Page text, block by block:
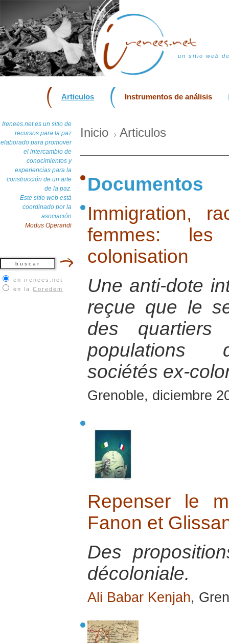
un sitio web
Articulos Instrumentos de análisis
Irenees.net es un sitio de
recursos para la paz
elaborado para promover
el intercambio de
conocimientos y
experiencias para la
construcción de un arte
de la paz.
Este sitio web está
coordinado por la
asociación
Modus Operandi
en irenees.net
en la Coredem
Inicio Articulos
Documentos
Immigration,
femmes:
colonisation
Une anti-dote
reçue que le
des
populations
sociétés ex-
Grenoble, diciembre
Repenser le
Fanon et
Des
décoloniale.
Ali Babar Kenjah,